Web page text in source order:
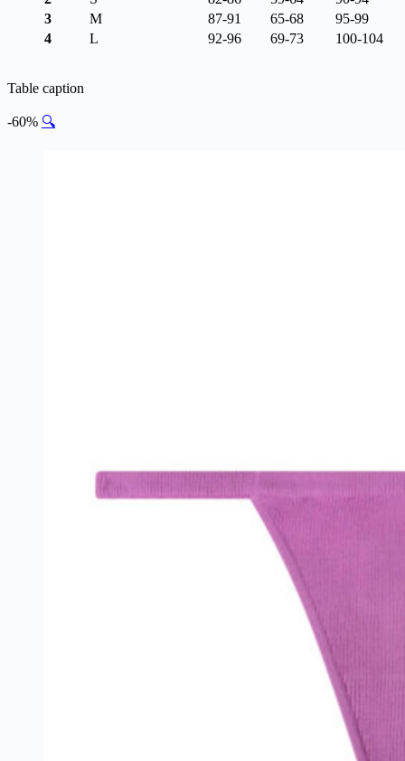
3
M 87-91 65-68
95-99
4
L 92-96 69-73 100-104
Table caption
-60% 🔍